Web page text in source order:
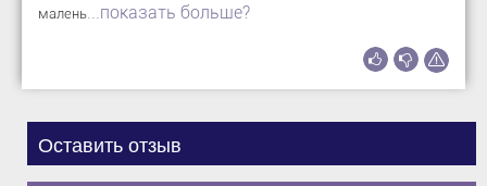
малень
...показать больше?
Оставить отзыв